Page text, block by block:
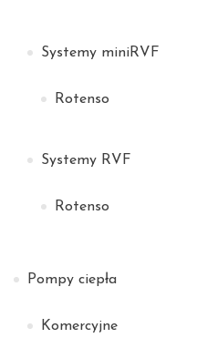
Systemy miniRVF
Rotenso
Systemy RVF
Rotenso
Pompy ciepła
Komercyjne